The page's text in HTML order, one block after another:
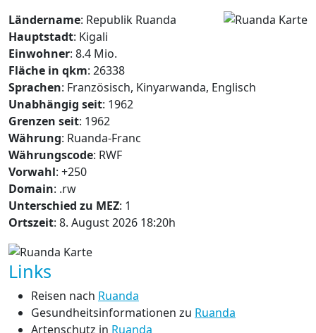
Ländername: Republik Ruanda
Hauptstadt: Kigali
Einwohner: 8.4 Mio.
Fläche in qkm: 26338
Sprachen: Französisch, Kinyarwanda, Englisch
Unabhängig seit: 1962
Grenzen seit: 1962
Währung: Ruanda-Franc
Währungscode: RWF
Vorwahl: +250
Domain: .rw
Unterschied zu MEZ: 1
Ortszeit: 8. August 2026 18:20h
Links
Reisen nach Ruanda
Gesundheitsinformationen zu Ruanda
Artenschutz in Ruanda